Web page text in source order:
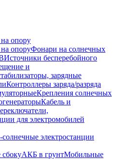
опору
опоруФонари на солнечных
Источники бесперебойного
и
зарядные
Контроллеры заряда/разряда
Крепления солнечных
Кабель и
для электромобилей
электростанции
АКБ в грунтМобильные